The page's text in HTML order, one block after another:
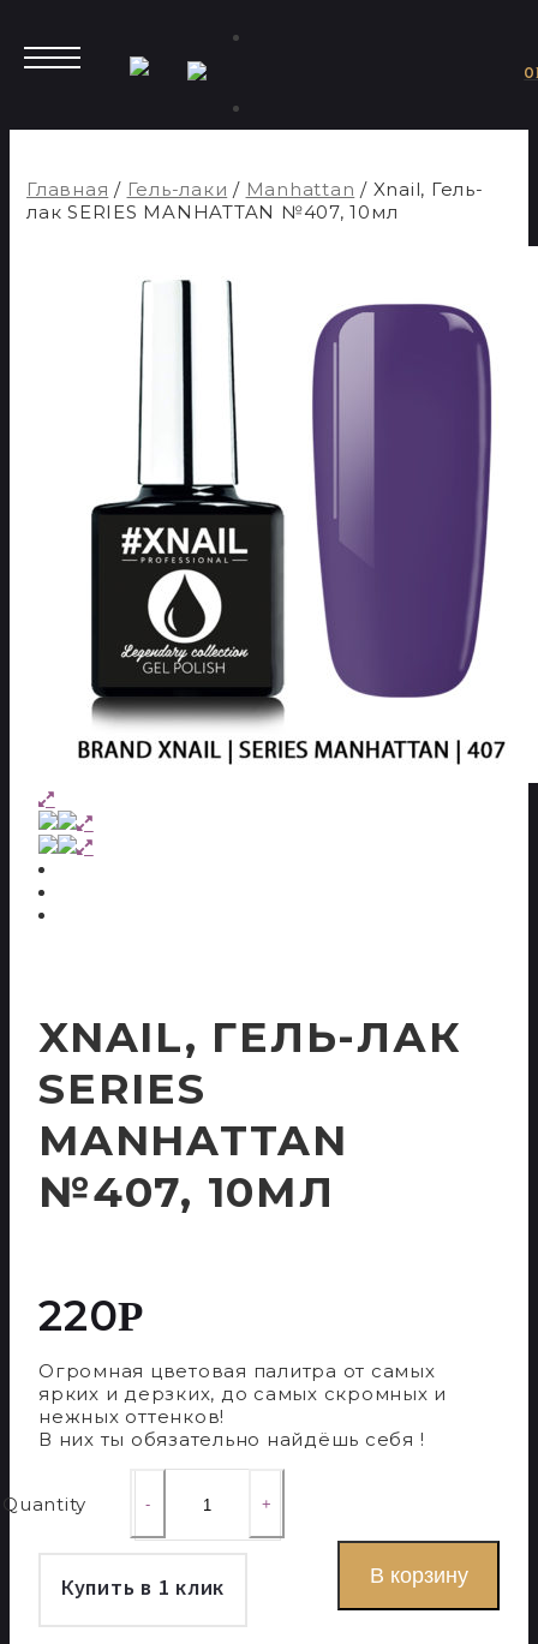
Искать:
0
Главная / Гель-лаки / Manhattan / Xnail, Гель-
лак SERIES MANHATTAN №407, 10мл
XNAIL, ГЕЛЬ-ЛАК
SERIES
MANHATTAN
№407, 10МЛ
220Р
Огромная цветовая палитра от самых
ярких и дерзких, до самых скромных и
нежных оттенков!
В них ты обязательно найдёшь себя !
Quantity
В корзину
Купить в 1 клик